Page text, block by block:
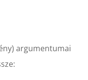
argumentumai